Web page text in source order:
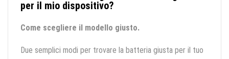
per il mio dispositivo?
Come scegliere il modello giusto.
Due semplici modi per trovare la batteria giusta per il tuo